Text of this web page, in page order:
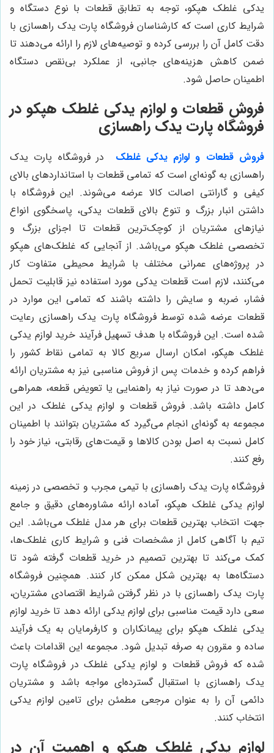
یدکی غلطک هپکو، توجه به تطابق قطعات با نوع دستگاه و
شرایط کاری است که کارشناسان فروشگاه پارت یدک راهسازی با
دقت کامل آن را بررسی کرده و توصیه‌های لازم را ارائه می‌دهند تا
ضمن کاهش هزینه‌های جانبی، از عملکرد بی‌نقص دستگاه
اطمینان حاصل شود.
فروش قطعات و لوازم یدکی غلطک هپکو در
فروشگاه پارت یدک راهسازی
فروش قطعات و لوازم یدکی غلطک
در فروشگاه پارت یدک
راهسازی به گونه‌ای است که تمامی قطعات با استانداردهای بالای
کیفی و گارانتی اصالت کالا عرضه می‌شوند. این فروشگاه با
داشتن انبار بزرگ و تنوع بالای قطعات یدکی، پاسخگوی انواع
نیازهای مشتریان از کوچک‌ترین قطعات تا اجزای بزرگ و
تخصصی غلطک هپکو می‌باشد. از آنجایی که غلطک‌های هپکو
در پروژه‌های عمرانی مختلف با شرایط محیطی متفاوت کار
می‌کنند، لازم است قطعات یدکی مورد استفاده نیز قابلیت تحمل
فشار، ضربه و سایش را داشته باشند که تمامی این موارد در
قطعات عرضه شده توسط فروشگاه پارت یدک راهسازی رعایت
شده است. این فروشگاه با هدف تسهیل فرآیند خرید لوازم یدکی
غلطک هپکو، امکان ارسال سریع کالا به تمامی نقاط کشور را
فراهم کرده و خدمات پس از فروش مناسبی نیز به مشتریان ارائه
می‌دهد تا در صورت نیاز به راهنمایی یا تعویض قطعه، همراهی
کامل داشته باشد. فروش قطعات و لوازم یدکی غلطک در این
مجموعه به گونه‌ای انجام می‌گیرد که مشتریان بتوانند با اطمینان
کامل نسبت به اصل بودن کالاها و قیمت‌های رقابتی، نیاز خود را
رفع کنند.
فروشگاه پارت یدک راهسازی با تیمی مجرب و تخصصی در زمینه
لوازم یدکی غلطک هپکو، آماده ارائه مشاوره‌های دقیق و جامع
جهت انتخاب بهترین قطعات برای هر مدل غلطک می‌باشد. این
تیم با آگاهی کامل از مشخصات فنی و شرایط کاری غلطک‌ها،
کمک می‌کند تا بهترین تصمیم در خرید قطعات گرفته شود تا
دستگاه‌ها به بهترین شکل ممکن کار کنند. همچنین فروشگاه
پارت یدک راهسازی با در نظر گرفتن شرایط اقتصادی مشتریان،
سعی دارد قیمت مناسبی برای لوازم یدکی ارائه دهد تا خرید لوازم
یدکی غلطک هپکو برای پیمانکاران و کارفرمایان به یک فرآیند
ساده و مقرون به صرفه تبدیل شود. مجموعه این اقدامات باعث
شده که فروش قطعات و لوازم یدکی غلطک در فروشگاه پارت
یدک راهسازی با استقبال گسترده‌ای مواجه باشد و مشتریان
دائمی آن را به عنوان مرجعی مطمئن برای تامین لوازم یدکی
انتخاب کنند.
لوازم یدکی غلطک هپکو و اهمیت آن در